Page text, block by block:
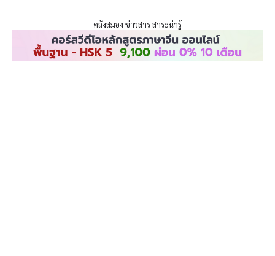
คลังสมอง ข่าวสาร สาระน่ารู้